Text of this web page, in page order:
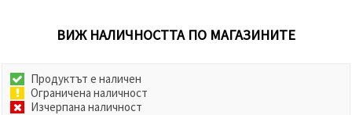
ВИЖ НАЛИЧНОСТТА ПО МАГАЗИНИТЕ
Продуктът е наличен
Ограничена наличност
Изчерпана наличност